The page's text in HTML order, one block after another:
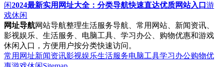
闲2024最新实用网址大全：分类导航快速直达优质网站入口 游
戏休闲
网址导航网站导航整理生活服务导航、常用网站、新闻资讯、
影视娱乐、生活服务、电脑工具、学习办公、购物优惠和游戏
休闲入口，方便用户按分类快速访问。
常用网址新闻资讯影视娱乐生活服务电脑工具学习办公购物优